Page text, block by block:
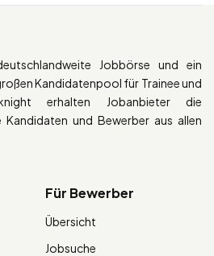
Jobbörse und ein
Kandidatenpool für Trainee und
erhalten Jobanbieter die
und Bewerber aus allen
Für Bewerber
Übersicht
Jobsuche